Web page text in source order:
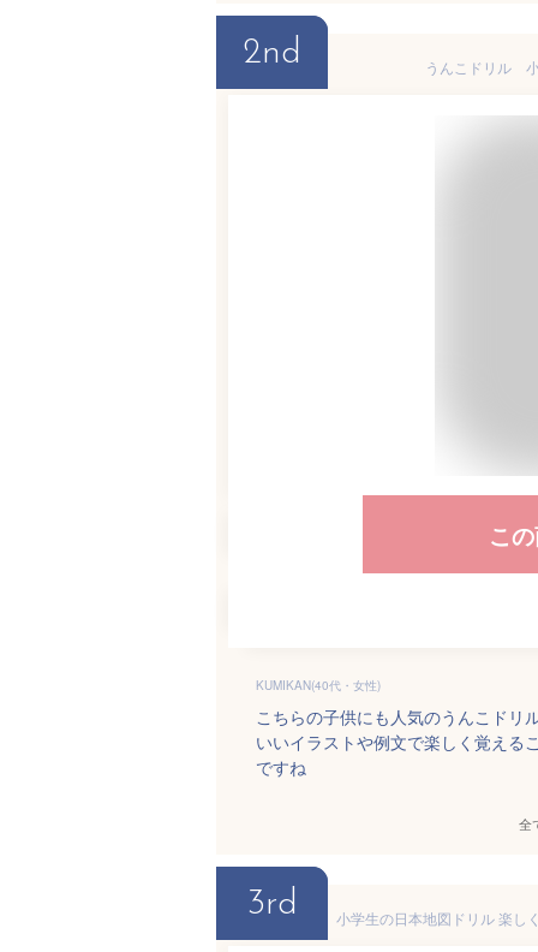
2nd うんこドリル
こ
KUMIKAN(40代・女性)
こちらの子供にも人気のうんこドリ
いいイラストや例文で楽しく覚える
ですね
全
3rd